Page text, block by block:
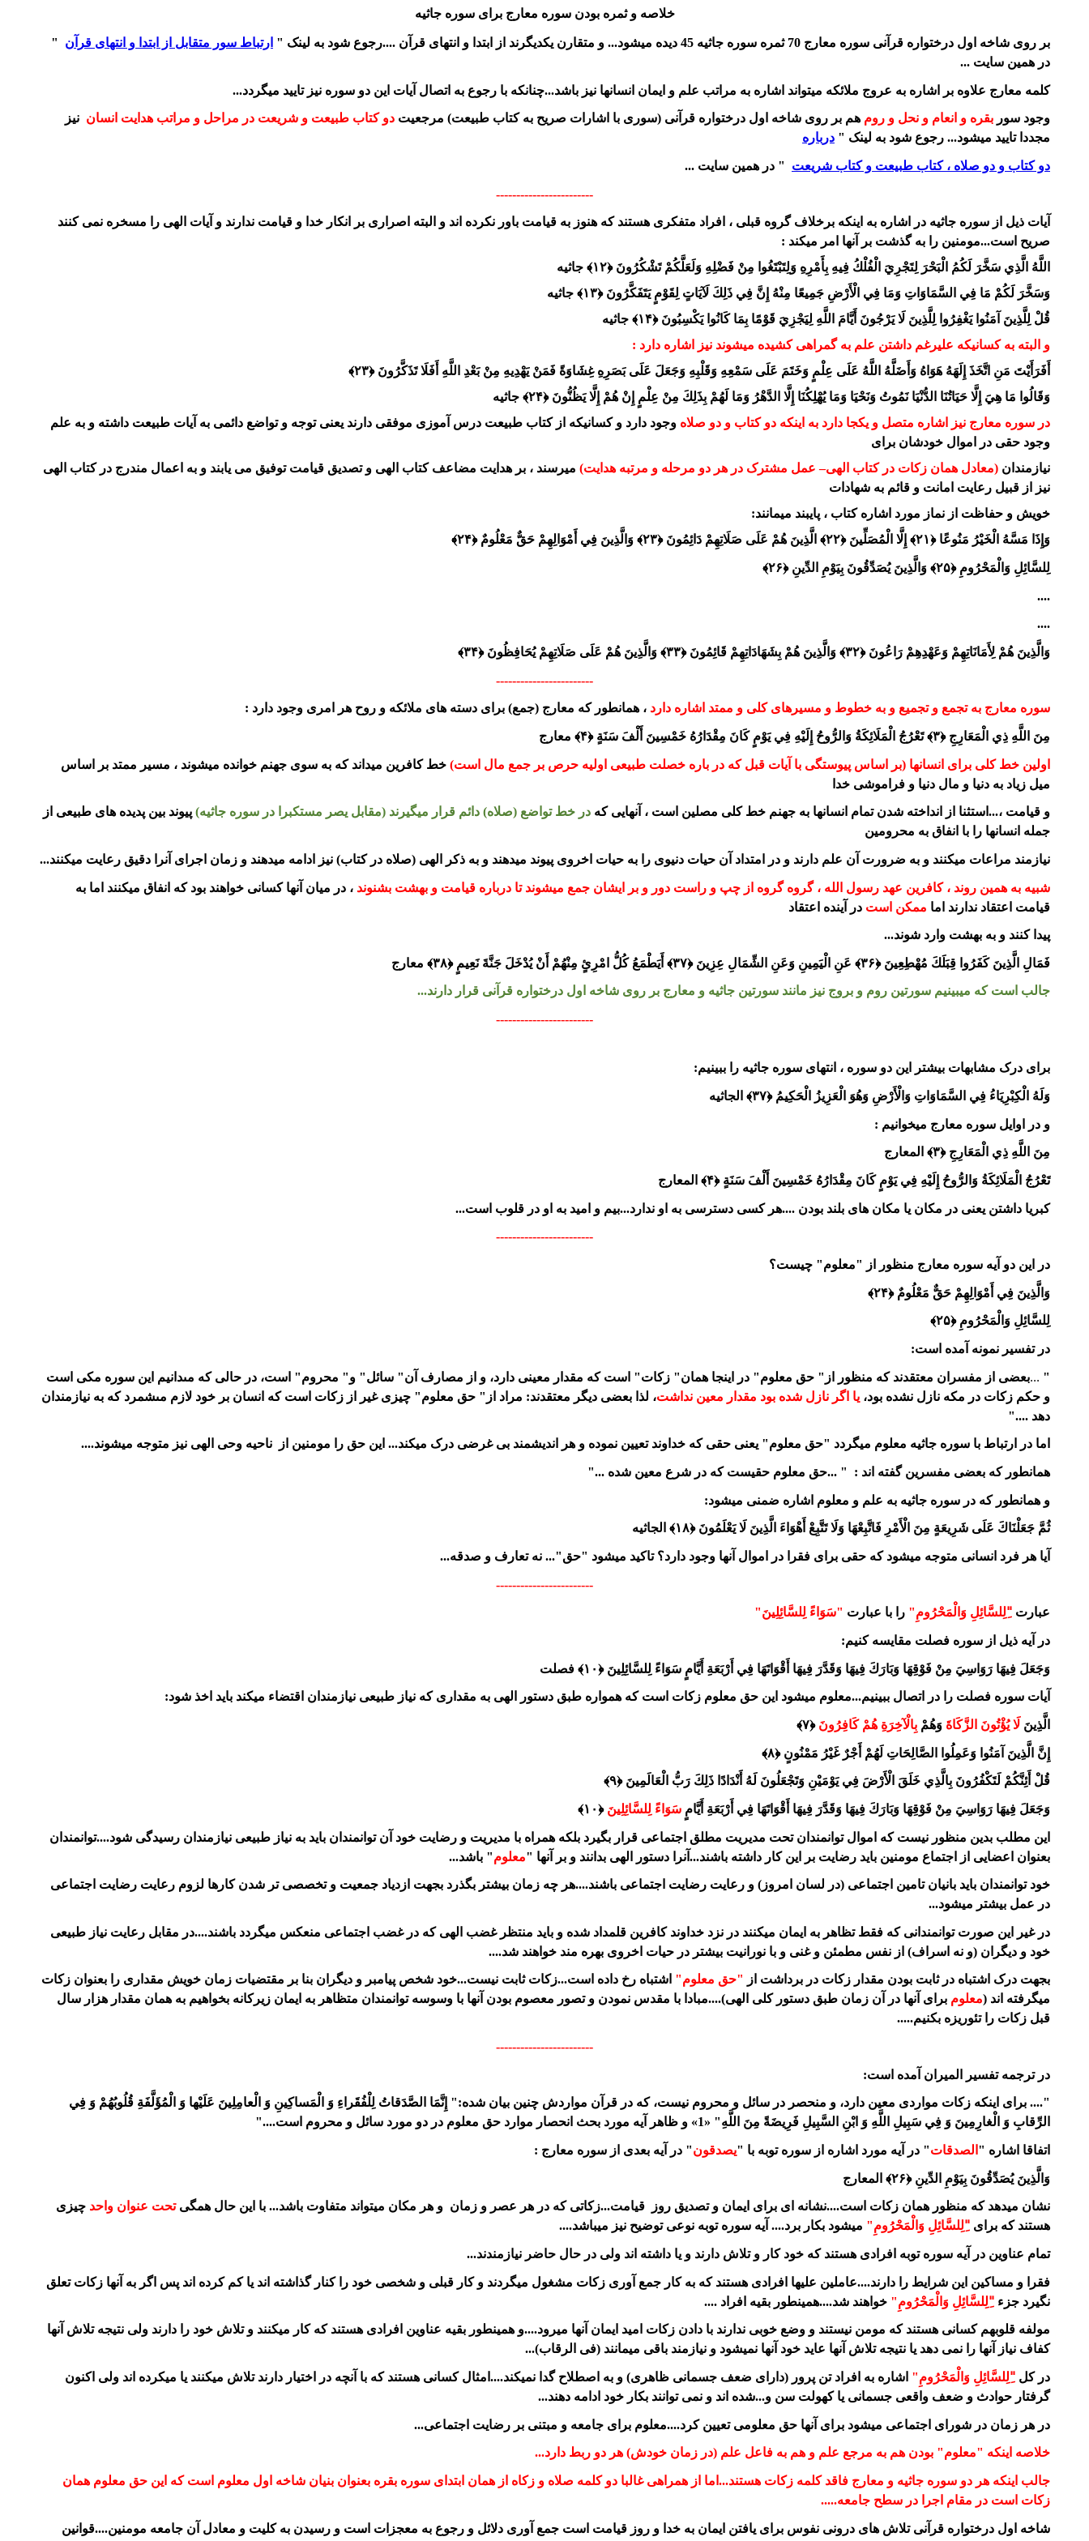
خلاصه و ثمره بودن سوره معارج برای سوره جاثیه
بر روی شاخه اول درختواره قرآنی سوره معارج 70 ثمره سوره جاثیه 45 دیده میشود... و متقارن یکدیگرند از ابتدا و انتهای قرآن ....رجوع شود به لینک " ارتباط سور متقابل از ابتدا و انتهای قرآن
"
در همین سایت ...
کلمه معارج علاوه بر اشاره به عروج ملائکه میتواند اشاره به مراتب علم و ایمان انسانها نیز باشد...چنانکه با رجوع به اتصال آیات این دو سوره نیز تایید میگردد...
وجود سور بقره و انعام و نحل و روم هم بر روی شاخه اول درختواره قرآنی (سوری با اشارات صریح به کتاب طبیعت) مرجعیت دو کتاب طبیعت و شریعت در مراحل و مراتب هدایت انسان نیز
مجددا تایید میشود... رجوع شود به لینک " درباره
دو کتاب و دو صلاه ، کتاب طبیعت و کتاب شریعت " در همین سایت ...
------------------------
آیات ذیل از سوره جاثیه در اشاره به اینکه برخلاف گروه قبلی ، افراد متفکری هستند که هنوز به قیامت باور نکرده اند و البته اصراری بر انکار خدا و قیامت ندارند و آیات الهی را مسخره نمی کنند
صریح است...مومنین را به گذشت بر آنها امر میکند :
اللَّهُ الَّذِي سَخَّرَ لَكُمُ الْبَحْرَ لِتَجْرِيَ الْفُلْكُ فِيهِ بِأَمْرِهِ وَلِتَبْتَغُوا مِنْ فَضْلِهِ وَلَعَلَّكُمْ تَشْكُرُونَ ﴿۱۲﴾ جاثیه
وَسَخَّرَ لَكُمْ مَا فِي السَّمَاوَاتِ وَمَا فِي الْأَرْضِ جَمِيعًا مِنْهُ إِنَّ فِي ذَلِكَ لَآيَاتٍ لِقَوْمٍ يَتَفَكَّرُونَ ﴿۱۳﴾ جاثیه
قُلْ لِلَّذِينَ آمَنُوا يَغْفِرُوا لِلَّذِينَ لَا يَرْجُونَ أَيَّامَ اللَّهِ لِيَجْزِيَ قَوْمًا بِمَا كَانُوا يَكْسِبُونَ ﴿۱۴﴾ جاثیه
و البته به کسانیکه علیرغم داشتن علم به گمراهی کشیده میشوند نیز اشاره دارد :
أَفَرَأَيْتَ مَنِ اتَّخَذَ إِلَهَهُ هَوَاهُ وَأَضَلَّهُ اللَّهُ عَلَى عِلْمٍ وَخَتَمَ عَلَى سَمْعِهِ وَقَلْبِهِ وَجَعَلَ عَلَى بَصَرِهِ غِشَاوَةً فَمَنْ يَهْدِيهِ مِنْ بَعْدِ اللَّهِ أَفَلَا تَذَكَّرُونَ ﴿۲۳﴾
وَقَالُوا مَا هِيَ إِلَّا حَيَاتُنَا الدُّنْيَا نَمُوتُ وَنَحْيَا وَمَا يُهْلِكُنَا إِلَّا الدَّهْرُ وَمَا لَهُمْ بِذَلِكَ مِنْ عِلْمٍ إِنْ هُمْ إِلَّا يَظُنُّونَ ﴿۲۴﴾ جاثیه
در سوره معارج نیز اشاره متصل و یکجا دارد به اینکه دو کتاب و دو صلاه وجود دارد و کسانیکه از کتاب طبیعت درس آموزی موفقی دارند یعنی توجه و تواضع دائمی به آیات طبیعت داشته و به علم
وجود حقی در اموال خودشان برای
نیازمندان (معادل همان زکات در کتاب الهی– عمل مشترک در هر دو مرحله و مرتبه هدایت) میرسند ، بر هدایت مضاعف کتاب الهی و تصدیق قیامت توفیق می یابند و به اعمال مندرج در کتاب الهی
نیز از قبیل رعایت امانت و قائم به شهادات
خویش و حفاظت از نماز مورد اشاره کتاب ، پایبند میمانند:
وَإِذَا مَسَّهُ الْخَيْرُ مَنُوعًا ﴿۲۱﴾ إِلَّا الْمُصَلِّينَ ﴿۲۲﴾ الَّذِينَ هُمْ عَلَى صَلَاتِهِمْ دَائِمُونَ ﴿۲۳﴾ وَالَّذِينَ فِي أَمْوَالِهِمْ حَقٌّ مَعْلُومٌ ﴿۲۴﴾
لِلسَّائِلِ وَالْمَحْرُومِ ﴿۲۵﴾ وَالَّذِينَ يُصَدِّقُونَ بِيَوْمِ الدِّينِ ﴿۲۶﴾
....
....
وَالَّذِينَ هُمْ لِأَمَانَاتِهِمْ وَعَهْدِهِمْ رَاعُونَ ﴿۳۲﴾ وَالَّذِينَ هُمْ بِشَهَادَاتِهِمْ قَائِمُونَ ﴿۳۳﴾ وَالَّذِينَ هُمْ عَلَى صَلَاتِهِمْ يُحَافِظُونَ ﴿۳۴﴾
------------------------
سوره معارج به تجمع و تجمیع و به خطوط و مسیرهای کلی و ممتد اشاره دارد ، همانطور که معارج (جمع) برای دسته های ملائکه و روح هر امری وجود دارد :
مِنَ اللَّهِ ذِي الْمَعَارِجِ ﴿۳﴾ تَعْرُجُ الْمَلَائِكَةُ وَالرُّوحُ إِلَيْهِ فِي يَوْمٍ كَانَ مِقْدَارُهُ خَمْسِينَ أَلْفَ سَنَةٍ ﴿۴﴾ معارج
اولین خط کلی برای انسانها (بر اساس پیوستگی با آیات قبل که در باره خصلت طبیعی اولیه حرص بر جمع مال است) خط کافرین میداند که به سوی جهنم خوانده میشوند ، مسیر ممتد بر اساس
میل زیاد به دنیا و مال دنیا و فراموشی خدا
و قیامت ،...استثنا از انداخته شدن تمام انسانها به جهنم خط کلی مصلین است ، آنهایی که در خط تواضع (صلاه) دائم قرار میگیرند (مقابل یصر مستکبرا در سوره جاثیه) پیوند بین پدیده های طبیعی از
جمله انسانها را با انفاق به محرومین
نیازمند مراعات میکنند و به ضرورت آن علم دارند و در امتداد آن حیات دنیوی را به حیات اخروی پیوند میدهند و به ذکر الهی (صلاه در کتاب) نیز ادامه میدهند و زمان اجرای آنرا دقیق رعایت میکنند...
شبیه به همین روند ، کافرین عهد رسول الله ، گروه گروه از چپ و راست دور و بر ایشان جمع میشوند تا درباره قیامت و بهشت بشنوند ، در میان آنها کسانی خواهند بود که انفاق میکنند اما به
قیامت اعتقاد ندارند اما ممکن است در آینده اعتقاد
پیدا کنند و به بهشت وارد شوند...
فَمَالِ الَّذِينَ كَفَرُوا قِبَلَكَ مُهْطِعِينَ ﴿۳۶﴾ عَنِ الْيَمِينِ وَعَنِ الشِّمَالِ عِزِينَ ﴿۳۷﴾ أَيَطْمَعُ كُلُّ امْرِئٍ مِنْهُمْ أَنْ يُدْخَلَ جَنَّةَ نَعِيمٍ ﴿۳۸﴾ معارج
جالب است که میبینیم سورتین روم و بروج نیز مانند سورتین جاثیه و معارج بر روی شاخه اول درختواره قرآنی قرار دارند...
------------------------
برای درک مشابهات بیشتر این دو سوره ، انتهای سوره جاثیه را ببینیم:
وَلَهُ الْكِبْرِيَاءُ فِي السَّمَاوَاتِ وَالْأَرْضِ وَهُوَ الْعَزِيزُ الْحَكِيمُ ﴿۳۷﴾ الجاثیه
و در اوایل سوره معارج میخوانیم :
مِنَ اللَّهِ ذِي الْمَعَارِجِ ﴿۳﴾ المعارج
تَعْرُجُ الْمَلَائِكَةُ وَالرُّوحُ إِلَيْهِ فِي يَوْمٍ كَانَ مِقْدَارُهُ خَمْسِينَ أَلْفَ سَنَةٍ ﴿۴﴾ المعارج
کبریا داشتن یعنی در مکان یا مکان های بلند بودن ....هر کسی دسترسی به او ندارد...بیم و امید به او در قلوب است...
------------------------
در این دو آیه سوره معارج منظور از "معلوم" چیست؟
وَالَّذِينَ فِي أَمْوَالِهِمْ حَقٌّ مَعْلُومٌ ﴿۲۴﴾
لِلسَّائِلِ وَالْمَحْرُومِ ﴿۲۵﴾
در تفسیر نمونه آمده است:
"
...بعضى از مفسران معتقدند كه منظور از" حق معلوم" در اينجا همان" زكات" است كه مقدار معينى دارد، و از مصارف آن" سائل" و" محروم" است، در حالى كه مى‏دانيم اين سوره مكى است
و حكم زكات در مكه نازل نشده بود، يا اگر نازل شده بود مقدار معين نداشت، لذا بعضى ديگر معتقدند: مراد از" حق معلوم" چيزى غير از زكات است كه انسان بر خود لازم مى‏شمرد كه به نيازمندان
دهد ...."
اما در ارتباط با سوره جاثیه معلوم میگردد "حق معلوم" یعنی حقی که خداوند تعیین نموده و هر اندیشمند بی غرضی درک میکند... این حق را مومنین از ناحیه وحی الهی نیز متوجه میشوند....
همانطور که بعضی مفسرین گفته اند : " ...حق معلوم حقيست كه در شرع معين شده‏ ..."
و همانطور که در سوره جاثیه به علم و معلوم اشاره ضمنی میشود:
ثُمَّ جَعَلْنَاكَ عَلَى شَرِيعَةٍ مِنَ الْأَمْرِ فَاتَّبِعْهَا وَلَا تَتَّبِعْ أَهْوَاءَ الَّذِينَ لَا يَعْلَمُونَ ﴿۱۸﴾ الجاثیه
آیا هر فرد انسانی متوجه میشود که حقی برای فقرا در اموال آنها وجود دارد؟ تاکید میشود "حق"... نه تعارف و صدقه...
------------------------
عبارت "ِلِلسَّائِلِ وَالْمَحْرُومِ" را با عبارت "سَوَاءً لِلسَّائِلِينَ"
در آیه ذیل از سوره فصلت مقایسه کنیم:
وَجَعَلَ فِيهَا رَوَاسِيَ مِنْ فَوْقِهَا وَبَارَكَ فِيهَا وَقَدَّرَ فِيهَا أَقْوَاتَهَا فِي أَرْبَعَةِ أَيَّامٍ سَوَاءً لِلسَّائِلِينَ ﴿۱۰﴾ فصلت
آیات سوره فصلت را در اتصال ببینیم...معلوم میشود این حق معلوم زکات است که همواره طبق دستور الهی به مقداری که نیاز طبیعی نیازمندان اقتضاء میکند باید اخذ شود:
الَّذِينَ لَا يُؤْتُونَ الزَّكَاةَ وَهُمْ بِالْآخِرَةِ هُمْ كَافِرُونَ﴿۷﴾
إِنَّ الَّذِينَ آمَنُوا وَعَمِلُوا الصَّالِحَاتِ لَهُمْ أَجْرٌ غَيْرُ مَمْنُونٍ ﴿۸﴾
قُلْ أَئِنَّكُمْ لَتَكْفُرُونَ بِالَّذِي خَلَقَ الْأَرْضَ فِي يَوْمَيْنِ وَتَجْعَلُونَ لَهُ أَنْدَادًا ذَلِكَ رَبُّ الْعَالَمِينَ ﴿۹﴾
وَجَعَلَ فِيهَا رَوَاسِيَ مِنْ فَوْقِهَا وَبَارَكَ فِيهَا وَقَدَّرَ فِيهَا أَقْوَاتَهَا فِي أَرْبَعَةِ أَيَّامٍ سَوَاءً لِلسَّائِلِينَ﴿۱۰﴾
این مطلب بدین منظور نیست که اموال توانمندان تحت مدیریت مطلق اجتماعی قرار بگیرد بلکه همراه با مدیریت و رضایت خود آن توانمندان باید به نیاز طبیعی نیازمندان رسیدگی شود....توانمندان
بعنوان اعضایی از اجتماع مومنین باید رضایت بر این کار داشته باشند...آنرا دستور الهی بدانند و بر آنها "معلوم" باشد...
خود توانمندان باید بانیان تامین اجتماعی (در لسان امروز) و رعایت رضایت اجتماعی باشند....هر چه زمان بیشتر بگذرد بجهت ازدیاد جمعیت و تخصصی تر شدن کارها لزوم رعایت رضایت اجتماعی
در عمل بیشتر میشود...
در غیر این صورت توانمندانی که فقط تظاهر به ایمان میکنند در نزد خداوند کافرین قلمداد شده و باید منتظر غضب الهی که در غضب اجتماعی منعکس میگردد باشند....در مقابل رعایت نیاز طبیعی
خود و دیگران (و نه اسراف) از نفس مطمئن و غنی و با نورانیت بیشتر در حیات اخروی بهره مند خواهند شد....
بجهت درک اشتباه در ثابت بودن مقدار زکات در برداشت از "حق معلوم" اشتباه رخ داده است...زکات ثابت نیست...خود شخص پیامبر و دیگران بنا بر مقتضیات زمان خویش مقداری را بعنوان زکات
میگرفته اند (معلوم برای آنها در آن زمان طبق دستور کلی الهی)....مبادا با مقدس نمودن و تصور معصوم بودن آنها با وسوسه توانمندان متظاهر به ایمان زیرکانه بخواهیم به همان مقدار هزار سال
قبل زکات را تئوریزه بکنیم.....
------------------------
در ترجمه تفسیر المیران آمده است:
".... براى اينكه زكات مواردى معين دارد، و منحصر در سائل و محروم نيست، كه در قرآن مواردش چنين بيان شده:" إِنَّمَا الصَّدَقاتُ لِلْفُقَراءِ وَ الْمَساكِينِ وَ الْعامِلِينَ عَلَيْها وَ الْمُؤَلَّفَةِ قُلُوبُهُمْ وَ فِي
الرِّقابِ وَ الْغارِمِينَ وَ فِي سَبِيلِ اللَّهِ وَ ابْنِ السَّبِيلِ فَرِيضَةً مِنَ اللَّهِ" «1» و ظاهر آيه مورد بحث انحصار موارد حق معلوم در دو مورد سائل و محروم است...."
اتفاقا اشاره " الصدقات" در آیه مورد اشاره از سوره توبه با "یصدقون" در آیه بعدی از سوره معارج :
وَالَّذِينَ يُصَدِّقُونَ بِيَوْمِ الدِّينِ ﴿۲۶﴾ المعارج
نشان میدهد که منظور همان زکات است....نشانه ای برای ایمان و تصدیق روز قیامت...زکاتی که در هر عصر و زمان و هر مکان میتواند متفاوت باشد... با این حال همگیتحت عنوان واحد چیزی
هستند که برای "ِلِلسَّائِلِ وَالْمَحْرُومِ" میشود بکار برد.... آیه سوره توبه نوعی توضیح نیز میباشد....
تمام عناوین در آیه سوره توبه افرادی هستند که خود کار و تلاش دارند و یا داشته اند ولی در حال حاضر نیازمندند...
فقرا و مساکین این شرایط را دارند....عاملین علیها افرادی هستند که به کار جمع آوری زکات مشغول میگردند و کار قبلی و شخصی خود را کنار گذاشته اند یا کم کرده اند پس اگر به آنها زکات تعلق
نگیرد جزء "ِلِلسَّائِلِ وَالْمَحْرُومِ" خواهند شد....همینطور بقیه افراد ....
مولفه قلوبهم کسانی هستند که مومن نیستند و وضع خوبی ندارند با دادن زکات امید ایمان آنها میرود....و همینطور بقیه عناوین افرادی هستند که کار میکنند و تلاش خود را دارند ولی نتیجه تلاش آنها
کفاف نیاز آنها را نمی دهد یا نتیجه تلاش آنها عاید خود آنها نمیشود و نیازمند باقی میمانند (فی الرقاب)...
در کل "ِلِلسَّائِلِ وَالْمَحْرُومِ" اشاره به افراد تن پرور (دارای ضعف جسمانی ظاهری) و به اصطلاح گدا نمیکند....امثال کسانی هستند که با آنچه در اختیار دارند تلاش میکنند یا میکرده اند ولی اکنون
گرفتار حوادث و ضعف واقعی جسمانی یا کهولت سن و...شده اند و نمی توانند بکار خود ادامه دهند...
در هر زمان در شورای اجتماعی میشود برای آنها حق معلومی تعیین کرد....معلوم برای جامعه و مبتنی بر رضایت اجتماعی...
خلاصه اینکه "معلوم" بودن هم به مرجع علم و هم به فاعل علم (در زمان خودش) هر دو ربط دارد...
جالب اینکه هر دو سوره جاثیه و معارج فاقد کلمه زکات هستند...اما از همراهی غالبا دو کلمه صلاه و زکاه از همان ابتدای سوره بقره بعنوان بنیان شاخه اول معلوم است که این حق معلوم همان
زکات است در مقام اجرا در سطح جامعه.....
شاخه اول درختواره قرآنی تلاش های درونی نفوس برای یافتن ایمان به خدا و روز قیامت است جمع آوری دلائل و رجوع به معجزات است و رسیدن به کلیت و معادل آن جامعه مومنین....قوانین